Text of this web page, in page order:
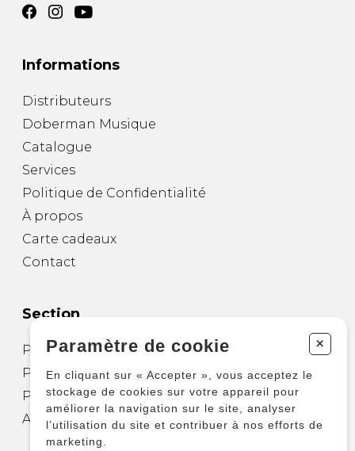
Informations
Distributeurs
Doberman Musique
Catalogue
Services
Politique de Confidentialité
À propos
Carte cadeaux
Contact
Section
Partitions pour guitare
Partitions pour autres instruments
Partitions pour ensembles
Autres produits
Paramètre de cookie +
En cliquant sur « Accepter », vous acceptez le
stockage de cookies sur votre appareil pour
améliorer la navigation sur le site, analyser
l’utilisation du site et contribuer à nos efforts de
marketing.